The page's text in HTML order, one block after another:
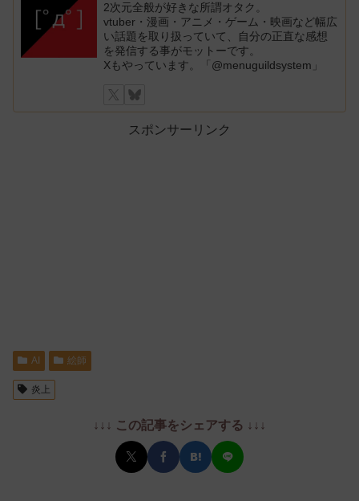
2次元全般が好きな所謂オタク。
vtuber・漫画・アニメ・ゲーム・映画など幅広
い話題を取り扱っていて、自分の正直な感想
を発信する事がモットーです。
Xもやっています。「@menuguildsystem」
スポンサーリンク
AI 絵師
炎上
↓↓↓ この記事をシェアする ↓↓↓